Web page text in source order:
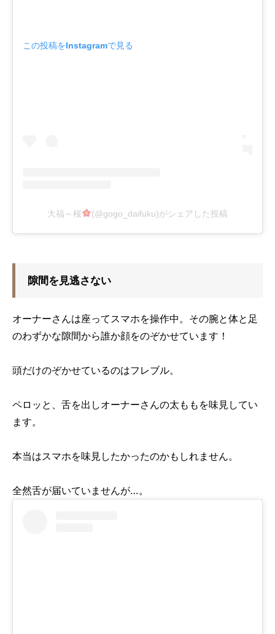
この投稿をInstagramで見る
大福～桜 (@gogo_daifuku)がシェアした投稿
隙間を見逃さない
オーナーさんは座ってスマホを操作中。その腕と体と足
のわずかな隙間から誰か顔をのぞかせています！
頭だけのぞかせているのはフレブル。
ペロッと、舌を出しオーナーさんの太ももを味見してい
ます。
本当はスマホを味見したかったのかもしれません。
全然舌が届いていませんが…。